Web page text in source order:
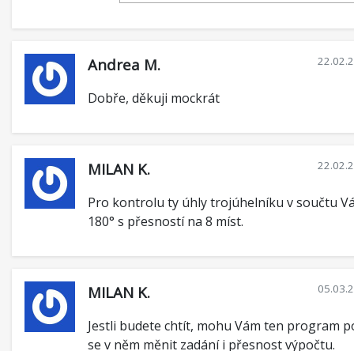
Andrea M.
Dobře, děkuji mockrát
MILAN K.
Pro kontrolu ty úhly trojúhelníku v součtu
180° s přesností na 8 míst.
MILAN K.
Jestli budete chtít, mohu Vám ten program
se v něm měnit zadání i přesnost výpočtu.